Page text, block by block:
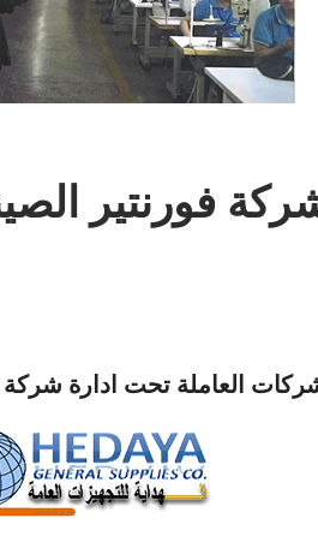
فورنتير
العاملة تحت ادارة شركة